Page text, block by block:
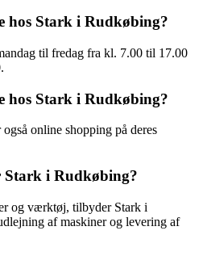
hos Stark i Rudkøbing?
til fredag fra kl. 7.00 til 17.00
hos Stark i Rudkøbing?
online shopping på deres
Stark i Rudkøbing?
og værktøj, tilbyder Stark i
af maskiner og levering af